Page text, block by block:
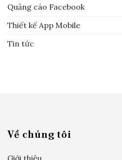
Quảng cáo Facebook
Thiết kế App Mobile
Tin tức
Về chúng tôi
Giới thiệu